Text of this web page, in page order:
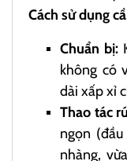
Cách sử dụng
Chuẩn bị:
không có
dài xấp xỉ
Thao tác
ngọn
nhàng,